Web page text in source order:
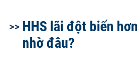
HHS lãi đột biến
nhờ đâu?